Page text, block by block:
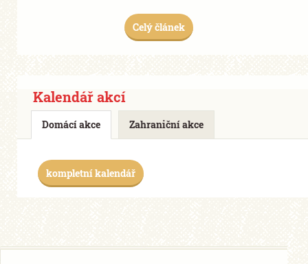
Celý článek
Kalendář akcí
Domácí akce Zahraniční akce
kompletní kalendář